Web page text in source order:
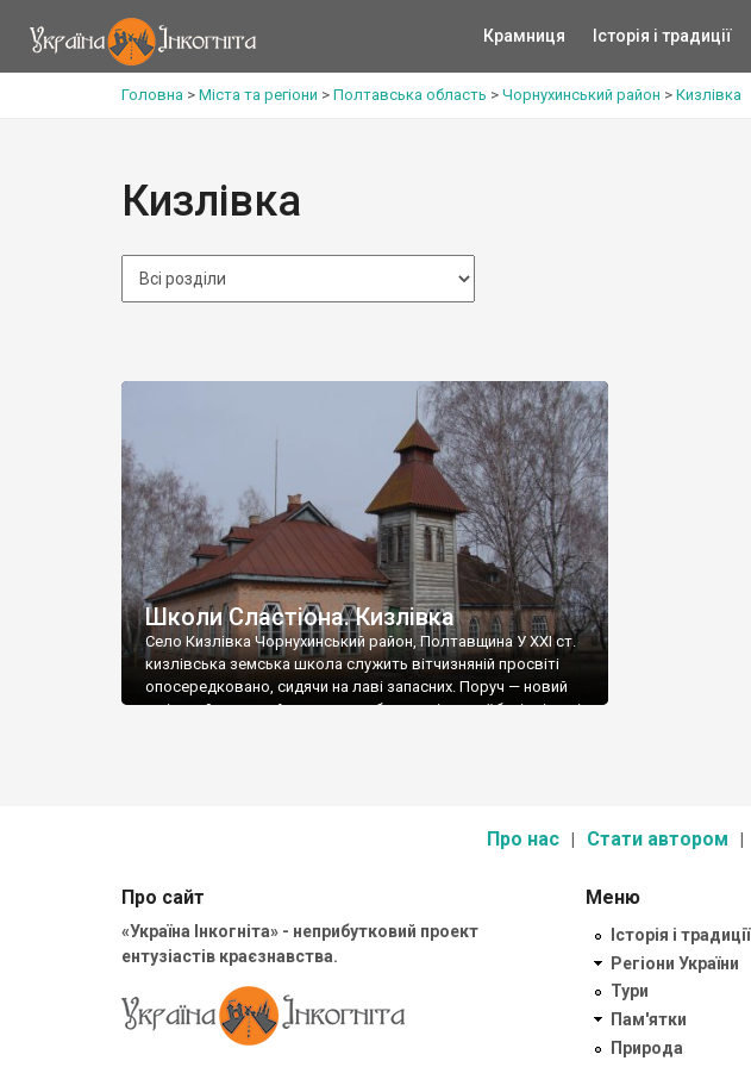
Крамниця Історія і традиції
Головна > Міста та регіони > Полтавська область > Чорнухинський район > Кизлівка
Кизлівка
Школи Сластіона. Кизлівка
Село Кизлівка Чорнухинський район, Полтавщина У ХХІ ст.
кизлівська земська школа служить вітчизняній просвіті
опосередковано, сидячи на лаві запасних. Поруч — новий
шкільний корпус. Але стерту табличку зі старої будівлі досі
Про нас Стати автором
Про сайт
«Україна Інкогніта» - неприбутковий проект
ентузіастів краєзнавства.
Меню
Історія і традиції
Регіони України
Тури
Пам'ятки
Природа